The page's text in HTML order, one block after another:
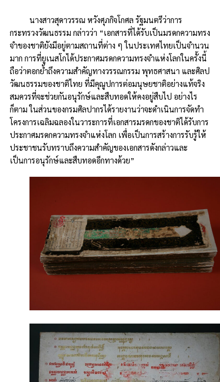
นางสาวสุดาวรรณ หวังศุภกิจโกศล รัฐมนตรีว่าการ
กระทรวงวัฒนธรรม กล่าวว่า “เอกสารที่ได้รับเป็นมรดกความทรง
จำของชาติยังมีอยู่ตามสถานที่ต่าง ๆ ในประเทศไทยเป็นจำนวน
มาก การที่ยูเนสโกได้ประกาศมรดกความทรงจำแห่งโลกในครั้งนี้
ถือว่าตอกย้ำถึงความสำคัญทางวรรณกรรม พุทธศาสนา และศิลป
วัฒนธรรมของชาติไทย ที่มีคุณูปการต่อมนุษยชาติอย่างแท้จริง
สมควรที่จะช่วยกันอนุรักษ์และสืบทอดให้คงอยู่สืบไป อย่างไร
ก็ตาม ในส่วนของกรมศิลปากรได้รายงานว่าจะดำเนินการจัดทำ
โครงการเฉลิมฉลองในวาระการที่เอกสารมรดกของชาติได้รับการ
ประกาศมรดกความทรงจำแห่งโลก เพื่อเป็นการสร้างการรับรู้ให้
ประชาชนรับทราบถึงความสำคัญของเอกสารดังกล่าวและ
เป็นการอนุรักษ์และสืบทอดอีกทางด้วย”